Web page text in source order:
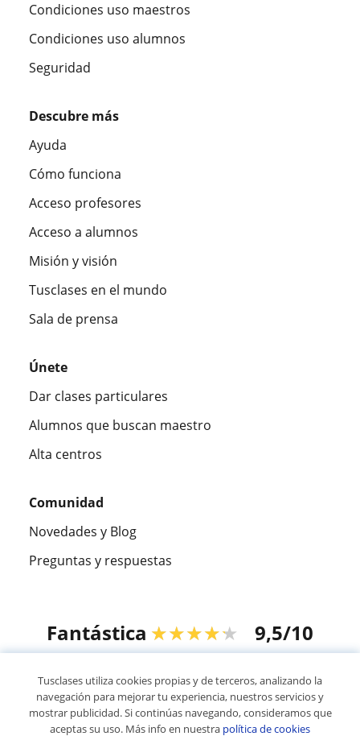
Condiciones uso maestros
Condiciones uso alumnos
Seguridad
Descubre más
Ayuda
Cómo funciona
Acceso profesores
Acceso a alumnos
Misión y visión
Tusclases en el mundo
Sala de prensa
Únete
Dar clases particulares
Alumnos que buscan maestro
Alta centros
Comunidad
Novedades y Blog
Preguntas y respuestas
Fantástica ★★★★★ 9,5/10
© 2007 - 2026 Tusclases.mx
Tusclases utiliza cookies propias y de terceros, analizando la
navegación para mejorar tu experiencia, nuestros servicios y
mostrar publicidad. Si continúas navegando, consideramos que
aceptas su uso. Más info en nuestra política de cookies